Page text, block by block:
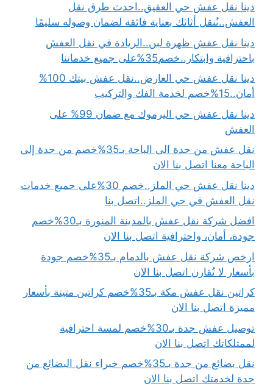
دينا نقل عفش حي العقيق..احدث طرق نقل
العفش..نُنقل أثاثك بعناية فائقة لضمان وصوله سليمًا
دينا نقل عفش ظهرة لبن..الريادة في نقل العفش
باحترافية وابتكار..خصم35%على جميع خدماتنا
دينا نقل عفش حي العارض..نقل عفش بيتك 100%
أمان..15%خصم لخدمة الفك والتركيب
دينا نقل عفش حي اليرموك مع ضمان 99% على
العفش
نقل عفش من جدة الى الباحة بـ35%خصم من جدة إلى
الباحة معنا اتصل بنا الان
دينا نقل عفش حي الملز..خصم 30%على جميع خدمات
نقل العفش في حي الملز..اتصل بنا
افضل شركة نقل عفش بالمدينة المنورة بـ30%خصم
جودة، أمان، واحترافية اتصل بنا الان
ارخص شركة نقل عفش بالدمام بـ35%خصم جودة
بأسعار لا تُقارن اتصل بنا الان
كراتين نقل عفش مكة بـ35%خصم كراتين متينة بأسعار
مميزة اتصل بنا الان
توصيل عفش جدة بـ30%خصم لمسة احترافية
لممتلكاتك اتصل بنا الان
نقل بضائع من جدة بـ35%خصم خبراء نقل البضائع من
جدة لخدمتك اتصل بنا الان